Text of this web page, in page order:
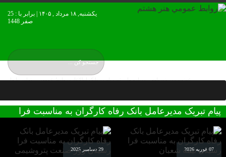
تماس با ما
ثبت نام در بانک اطلاعات روابط عمومی
درباره ما عضويت در خبرنامه
یکشنبه, ۱۸ مرداد , ۱۴۰۵ | برابر با : 25
صفر 1448
پیام تبریک مدیرعامل بانک رفاه کارگران به مناسبت فرا
07 فوریه 2026 29 دسامبر 2025